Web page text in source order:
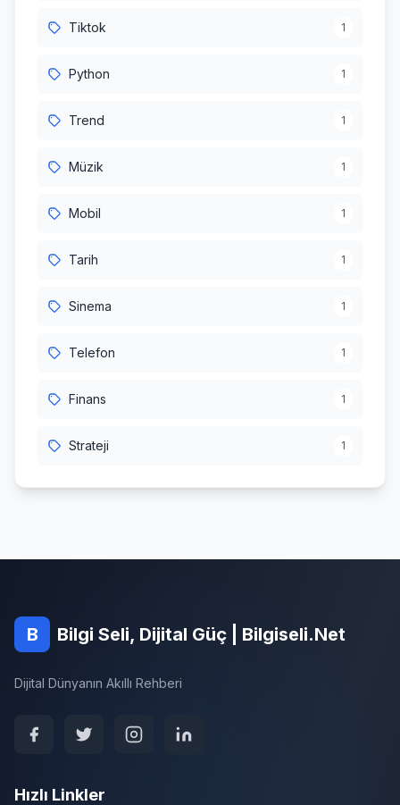
Tiktok 1
Python 1
Trend 1
Müzik 1
Mobil 1
Tarih 1
Sinema 1
Telefon 1
Finans 1
Strateji 1
B Bilgi Seli, Dijital Güç | Bilgiseli.Net
Dijital Dünyanın Akıllı Rehberi
Hızlı Linkler